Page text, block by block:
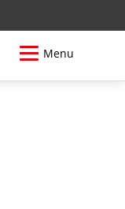
Menu